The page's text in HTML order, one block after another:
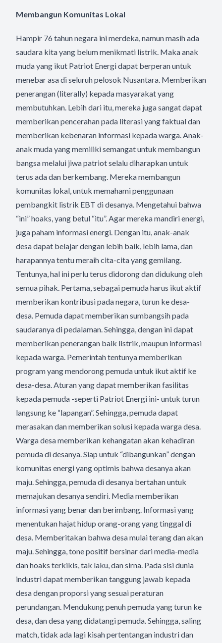
Membangun Komunitas Lokal
Hampir 76 tahun negara ini merdeka, namun masih ada
saudara kita yang belum menikmati listrik. Maka anak
muda yang ikut Patriot Energi dapat berperan untuk
menebar asa di seluruh pelosok Nusantara. Memberikan
penerangan (literally) kepada masyarakat yang
membutuhkan. Lebih dari itu, mereka juga sangat dapat
memberikan pencerahan pada literasi yang faktual dan
memberikan kebenaran informasi kepada warga. Anak-
anak muda yang memiliki semangat untuk membangun
bangsa melalui jiwa patriot selalu diharapkan untuk
terus ada dan berkembang. Mereka membangun
komunitas lokal, untuk memahami penggunaan
pembangkit listrik EBT di desanya. Mengetahui bahwa
“ini” hoaks, yang betul “itu”. Agar mereka mandiri energi,
juga paham informasi energi. Dengan itu, anak-anak
desa dapat belajar dengan lebih baik, lebih lama, dan
harapannya tentu meraih cita-cita yang gemilang.
Tentunya, hal ini perlu terus didorong dan didukung oleh
semua pihak. Pertama, sebagai pemuda harus ikut aktif
memberikan kontribusi pada negara, turun ke desa-
desa. Pemuda dapat memberikan sumbangsih pada
saudaranya di pedalaman. Sehingga, dengan ini dapat
memberikan penerangan baik listrik, maupun informasi
kepada warga. Pemerintah tentunya memberikan
program yang mendorong pemuda untuk ikut aktif ke
desa-desa. Aturan yang dapat memberikan fasilitas
kepada pemuda -seperti Patriot Energi ini- untuk turun
langsung ke “lapangan”. Sehingga, pemuda dapat
merasakan dan memberikan solusi kepada warga desa.
Warga desa memberikan kehangatan akan kehadiran
pemuda di desanya. Siap untuk “dibangunkan” dengan
komunitas energi yang optimis bahwa desanya akan
maju. Sehingga, pemuda di desanya bertahan untuk
memajukan desanya sendiri. Media memberikan
informasi yang benar dan berimbang. Informasi yang
menentukan hajat hidup orang-orang yang tinggal di
desa. Memberitakan bahwa desa mulai terang dan akan
maju. Sehingga, tone positif bersinar dari media-media
dan hoaks terkikis, tak laku, dan sirna. Pada sisi dunia
industri dapat memberikan tanggung jawab kepada
desa dengan proporsi yang sesuai peraturan
perundangan. Mendukung penuh pemuda yang turun ke
desa, dan desa yang didatangi pemuda. Sehingga, saling
match, tidak ada lagi kisah pertentangan industri dan